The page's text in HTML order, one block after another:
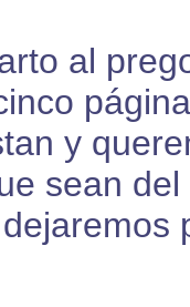
al
y
sean del